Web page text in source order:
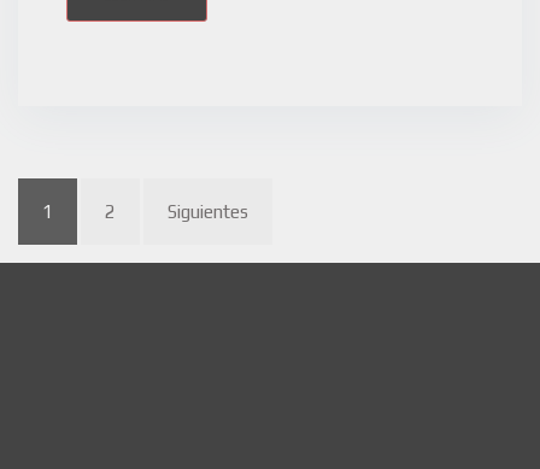
1 2 Siguientes